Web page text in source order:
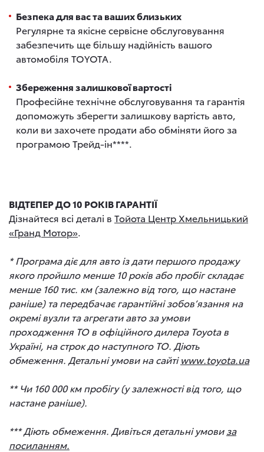
Безпека для вас та ваших близьких
Регулярне та якісне сервісне обслуговування
забезпечить ще більшу надійність вашого
автомобіля TOYOTA.
Збереження залишкової вартості
Професійне технічне обслуговування та гарантія
допоможуть зберегти залишкову вартість авто,
коли ви захочете продати або обміняти його за
програмою Трейд-ін****.
ВІДТЕПЕР ДО 10 РОКІВ ГАРАНТІЇ
Дізнайтеся всі деталі в Тойота Центр Хмельницький
«Гранд Мотор».
* Програма діє для авто із дати першого продажу
якого пройшло менше 10 років або пробіг складає
менше 160 тис. км (залежно від того, що настане
раніше) та передбачає гарантійні зобов’язання на
окремі вузли та агрегати авто за умови
проходження ТО в офіційного дилера Toyota в
Україні, на строк до наступного ТО. Діють
обмеження. Детальні умови на сайтіwww.toyota.ua
** Чи 160 000 км пробігу (у залежності від того, що
настане раніше).
*** Діють обмеження. Дивіться детальні умовиза
посиланням.